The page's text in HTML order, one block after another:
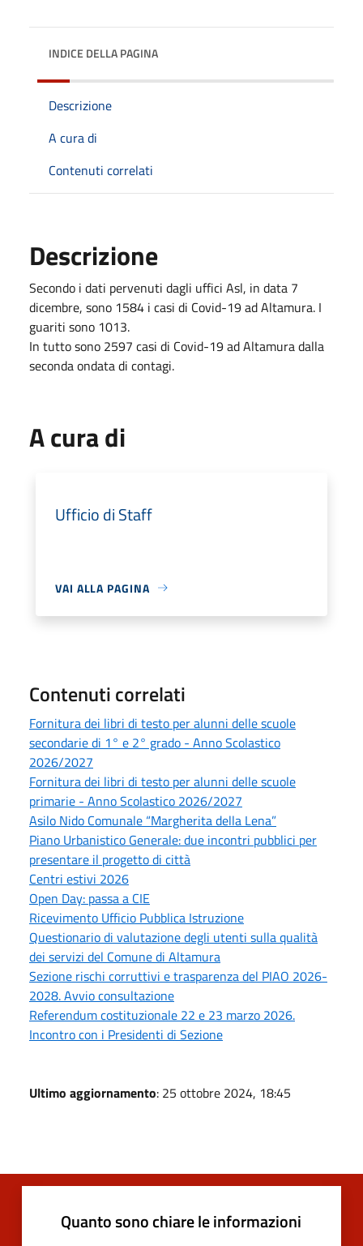
INDICE DELLA PAGINA
Descrizione
A cura di
Contenuti correlati
Descrizione
Secondo i dati pervenuti dagli uffici Asl, in data 7
dicembre, sono 1584 i casi di Covid-19 ad Altamura. I
guariti sono 1013.
In tutto sono 2597 casi di Covid-19 ad Altamura dalla
seconda ondata di contagi.
A cura di
Ufficio di Staff
VAI ALLA PAGINA
Contenuti correlati
Fornitura dei libri di testo per alunni delle scuole
secondarie di 1° e 2° grado - Anno Scolastico
2026/2027
Fornitura dei libri di testo per alunni delle scuole
primarie - Anno Scolastico 2026/2027
Asilo Nido Comunale “Margherita della Lena”
Piano Urbanistico Generale: due incontri pubblici per
presentare il progetto di città
Centri estivi 2026
Open Day: passa a CIE
Ricevimento Ufficio Pubblica Istruzione
Questionario di valutazione degli utenti sulla qualità
dei servizi del Comune di Altamura
Sezione rischi corruttivi e trasparenza del PIAO 2026-
2028. Avvio consultazione
Referendum costituzionale 22 e 23 marzo 2026.
Incontro con i Presidenti di Sezione
Ultimo aggiornamento: 25 ottobre 2024, 18:45
Quanto sono chiare le informazioni